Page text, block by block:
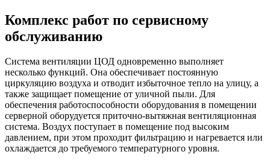
Комплекс работ по сервисному
обслуживанию
Система вентиляции ЦОД одновременно выполняет
несколько функций. Она обеспечивает постоянную
циркуляцию воздуха и отводит избыточное тепло на улицу, а
также защищает помещение от уличной пыли. Для
обеспечения работоспособности оборудования в помещении
серверной оборудуется приточно-вытяжная вентиляционная
система. Воздух поступает в помещение под высоким
давлением, при этом проходит фильтрацию и нагревается или
охлаждается до требуемого температурного уровня.